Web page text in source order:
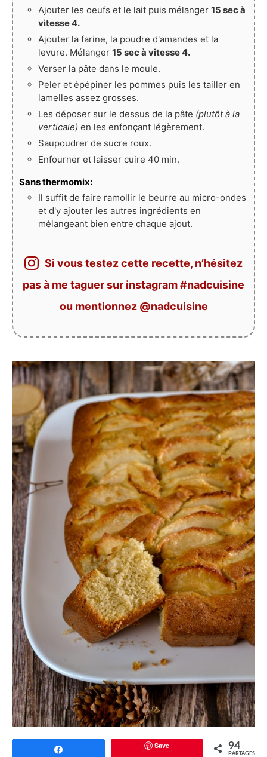
Ajouter les oeufs et le lait puis mélanger 15 sec à
vitesse 4.
Ajouter la farine, la poudre d'amandes et la
levure. Mélanger 15 sec à vitesse 4.
Verser la pâte dans le moule.
Peler et épépiner les pommes puis les tailler en
lamelles assez grosses.
Les déposer sur le dessus de la pâte (plutôt à la
verticale) en les enfonçant légèrement.
Saupoudrer de sucre roux.
Enfourner et laisser cuire 40 min.
Sans thermomix:
Il suffit de faire ramollir le beurre au micro-ondes
et d'y ajouter les autres ingrédients en
mélangeant bien entre chaque ajout.
Si vous testez cette recette, n’hésitez
pas à me taguer sur instagram #nadcuisine
ou mentionnez @nadcuisine
Save 94
PARTAGES